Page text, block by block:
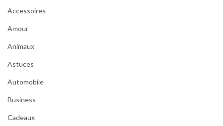
Accessoires
Amour
Animaux
Astuces
Automobile
Business
Cadeaux